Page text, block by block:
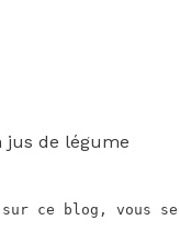
jus de légume
ce blog, vous